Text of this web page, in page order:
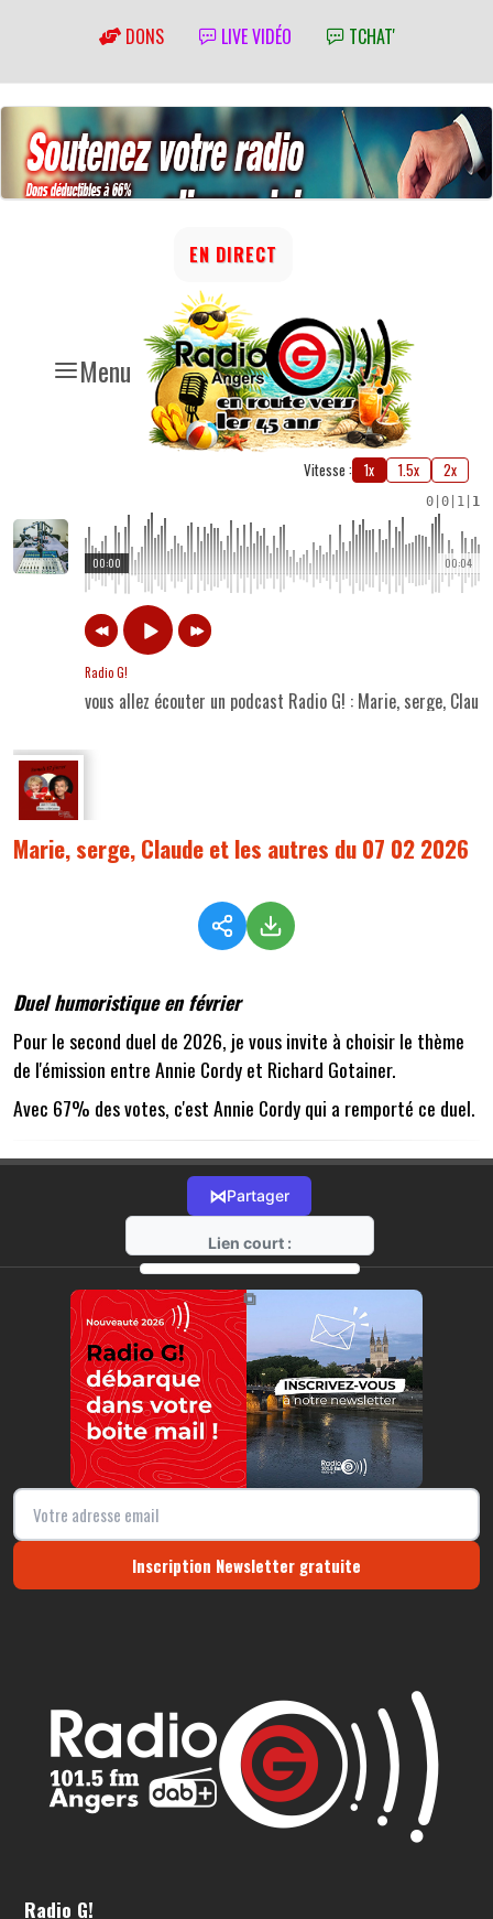
DONS LIVE VIDÉO TCHAT'
Menu
EN DIRECT
Vitesse : 1x 1.5x 2x
0 0 1 1
00:04
00:00
Radio G!
vous allez écouter un podcast Radio G! : Marie, serge,
Marie, serge, Claude et les autres du 07 02 2026
Duel humoristique en février
Pour le second duel de 2026, je vous invite à choisir le thème
de l'émission entre Annie Cordy et Richard Gotainer.
Avec 67% des votes, c'est Annie Cordy qui a remporté ce duel.
⋈Partager
Lien court :
https://radio-g.fr?20707
⧉
Inscription Newsletter gratuite
Radio G!